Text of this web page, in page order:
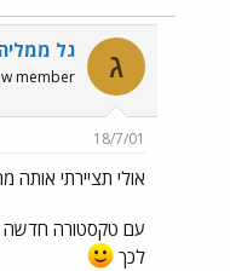
ג גל ממליה
member
18/7/01
אולי תציירתי אותה
עם טקסטורה חדשה
לכך